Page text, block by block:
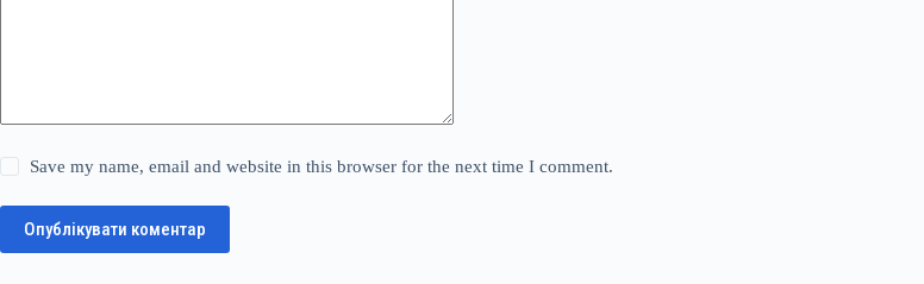
Save my name, email and website in this browser for the next time I comment.
Опублікувати коментар